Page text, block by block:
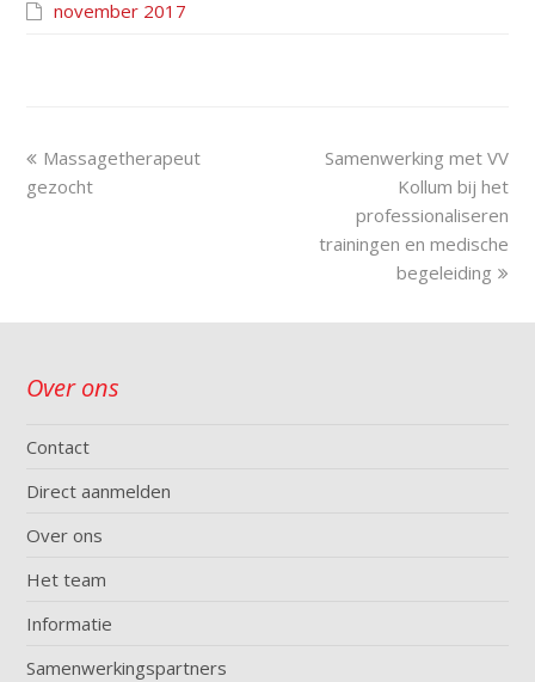
november 2017
Massagetherapeut
gezocht
Samenwerking met VV
Kollum bij het
professionaliseren
trainingen en medische
begeleiding
Over ons
Contact
Direct aanmelden
Over ons
Het team
Informatie
Samenwerkingspartners